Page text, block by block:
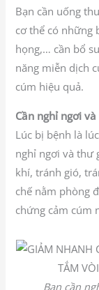
Bạn cần uống
cơ thể có những
họng,… cần bổ
năng miễn dịch
cúm hiệu quả.
Cần nghỉ ngơi
Lúc bị bệnh là
nghỉ ngơi và thư
khí, tránh gió,
chế nằm phòng
chứng cảm cúm
Bạn cần